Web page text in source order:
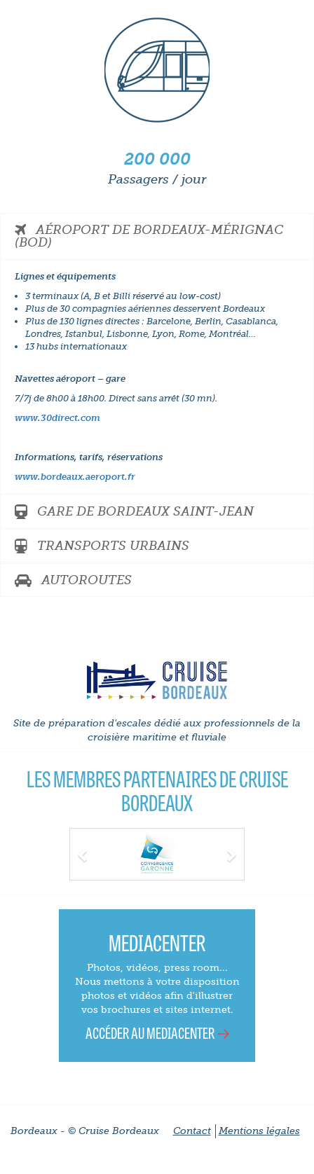
200 000
Passagers / jour
AÉROPORT DE BORDEAUX-MÉRIGNAC
(BOD)
Lignes et équipements
3 terminaux (A, B et Billi réservé au low-cost)
Plus de 30 compagnies aériennes desservent Bordeaux
Plus de 130 lignes directes : Barcelone, Berlin, Casablanca,
Londres, Istanbul, Lisbonne, Lyon, Rome, Montréal…
13 hubs internationaux
Navettes aéroport – gare
7/7j de 8h00 à 18h00. Direct sans arrêt (30 mn).
www.30direct.com
Informations, tarifs, réservations
www.bordeaux.aeroport.fr
GARE DE BORDEAUX SAINT-JEAN
TRANSPORTS URBAINS
AUTOROUTES
Site de préparation d'escales dédié aux professionnels de la
croisière maritime et fluviale
LES MEMBRES PARTENAIRES DE CRUISE
BORDEAUX
MEDIACENTER
Photos, vidéos, press room...
Nous mettons à votre disposition
photos et vidéos afin d'illustrer
vos brochures et sites internet.
ACCÉDER AU MEDIACENTER
Bordeaux - © Cruise Bordeaux Contact Mentions légales